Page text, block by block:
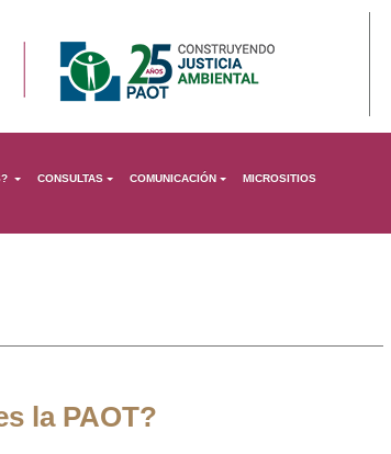
CONSULTAS COMUNICACIÓN MICROSITIOS
la PAOT?